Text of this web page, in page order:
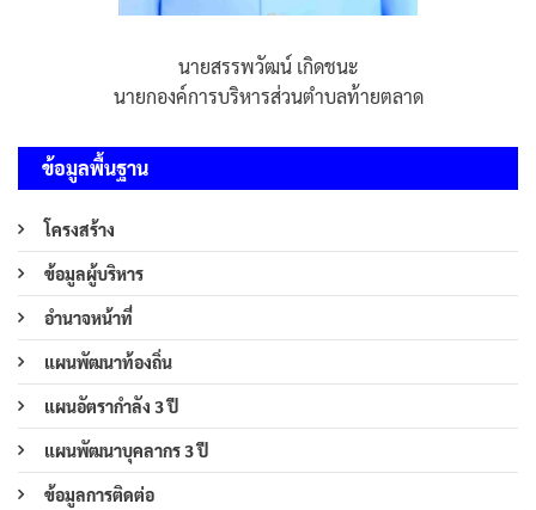
นายสรรพวัฒน์ เกิดชนะ
นายกองค์การบริหารส่วนตำบลท้ายตลาด
ข้อมูลพื้นฐาน
โครงสร้าง
ข้อมูลผู้บริหาร
อำนาจหน้าที่
แผนพัฒนาท้องถิ่น
แผนอัตรากำลัง 3 ปี
แผนพัฒนาบุคลากร 3 ปี
ข้อมูลการติดต่อ